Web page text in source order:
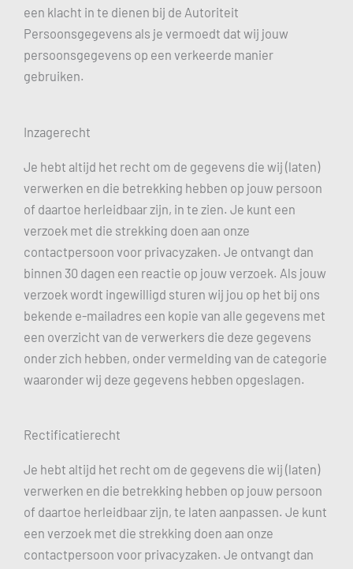
een klacht in te dienen bij de Autoriteit
Persoonsgegevens als je vermoedt dat wij jouw
persoonsgegevens op een verkeerde manier
gebruiken.
Inzagerecht
Je hebt altijd het recht om de gegevens die wij (laten)
verwerken en die betrekking hebben op jouw persoon
of daartoe herleidbaar zijn, in te zien. Je kunt een
verzoek met die strekking doen aan onze
contactpersoon voor privacyzaken. Je ontvangt dan
binnen 30 dagen een reactie op jouw verzoek. Als jouw
verzoek wordt ingewilligd sturen wij jou op het bij ons
bekende e-mailadres een kopie van alle gegevens met
een overzicht van de verwerkers die deze gegevens
onder zich hebben, onder vermelding van de categorie
waaronder wij deze gegevens hebben opgeslagen.
Rectificatierecht
Je hebt altijd het recht om de gegevens die wij (laten)
verwerken en die betrekking hebben op jouw persoon
of daartoe herleidbaar zijn, te laten aanpassen. Je kunt
een verzoek met die strekking doen aan onze
contactpersoon voor privacyzaken. Je ontvangt dan